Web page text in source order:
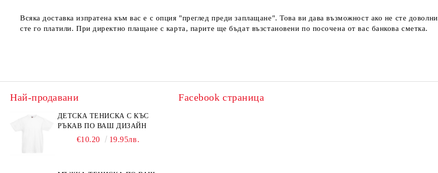
Всяка доставка изпратена към вас е с опция "преглед преди заплащане". Това ви дава възможност ако не сте
сте го платили. При директно плащане с карта, парите ще бъдат възстановени по посочена от вас банкова сметка.
Най-продавани
ДЕТСКА ТЕНИСКА С КЪС
РЪКАВ ПО ВАШ ДИЗАЙН
€10.20 19.95лв.
Facebook страница